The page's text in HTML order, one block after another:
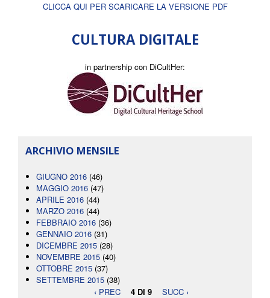
CLICCA QUI PER SCARICARE LA VERSIONE PDF
CULTURA DIGITALE
in partnership con DiCultHer:
ARCHIVIO MENSILE
GIUGNO 2016 (46)
MAGGIO 2016 (47)
APRILE 2016 (44)
MARZO 2016 (44)
FEBBRAIO 2016 (36)
GENNAIO 2016 (31)
DICEMBRE 2015 (28)
NOVEMBRE 2015 (40)
OTTOBRE 2015 (37)
SETTEMBRE 2015 (38)
‹ PREC
4 DI 9 SUCC ›